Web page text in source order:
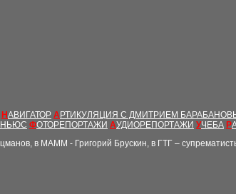
Н АВИГАТОР АРТИКУЛЯЦИЯ С ДМИТРИЕМ
НЬЮС ФОТОРЕПОРТАЖИ АУДИОРЕПОРТАЖИ УЧЕБА Р
в МАММ - Григорий Брускин, в ГТГ –